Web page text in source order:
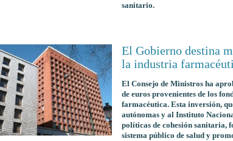
sanitario.
El Gobierno destina
la industria
El Consejo de Ministros ha
de euros provenientes de los
farmacéutica. Esta inversión,
autónomas y al Instituto
políticas de cohesión sanitaria,
sistema público de salud y